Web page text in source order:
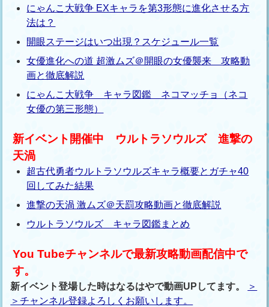
にゃんこ大戦争 EXキャラを第3形態に進化させる方
法は？
開眼ステージはいつ出現？スケジュール一覧
女優進化への道 超激ムズ＠開眼の女優襲来 攻略動
画と徹底解説
にゃんこ大戦争 キャラ図鑑 ネコマッチョ（ネコ
女優の第三形態）
新イベント開催中 ウルトラソウルズ 進撃の
天渦
超古代勇者ウルトラソウルズキャラ概要とガチャ40
回してみた結果
進撃の天渦 激ムズ＠天罰攻略動画と徹底解説
ウルトラソウルズ キャラ図鑑まとめ
You Tubeチャンネルで最新攻略動画配信中で
す。
新イベント登場した時はなるはやで動画UPしてます。
＞
＞チャンネル登録よろしくお願いします。